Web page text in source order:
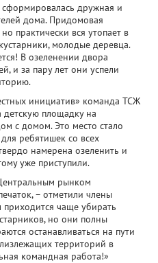
дружная и
дома. Придомовая
практически вся утопает в
молодые деревца.
В озеленении двора
и за пару лет они успели
инициатив» команда ТСЖ
площадку на
с домом. Это место стало
ребятишек со всех
намерена озеленить и
уже приступили.
рынком
– отметили члены
чаще убирать
но они полны
останавливаться на пути
территорий в
командная работа!»